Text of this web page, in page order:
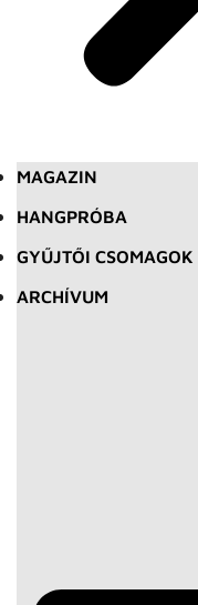
MAGAZIN
HANGPRÓBA
GYŰJTŐI CSOMAGOK
ARCHÍVUM